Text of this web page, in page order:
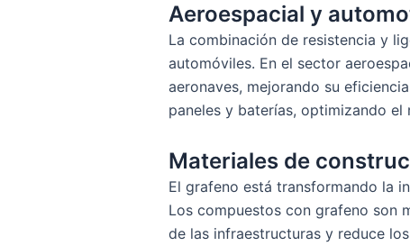
Aeroespacial y
La combinación de resistencia y
automóviles. En el sector
aeronaves, mejorando su
paneles y baterías, optimizando
Materiales de
El grafeno está transformando la
Los compuestos con grafeno son
de las infraestructuras y reduce